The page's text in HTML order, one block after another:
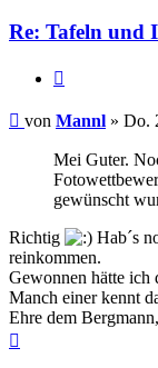
Re: Tafeln und
Beitrag
von Mannl » Do.
Mei Guter.
gewünscht
Richtig
Hab´s
reinkommen.
Gewonnen hätte ich
Manch einer kennt
Ehre dem